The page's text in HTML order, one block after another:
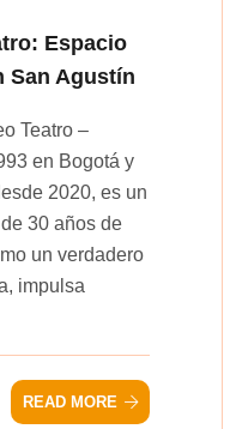
Espacio
San Agustín
Teatro –
en Bogotá y
2020, es un
30 años de
un verdadero
impulsa
READ MORE